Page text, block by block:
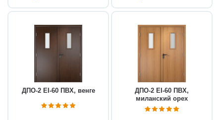
ДПО-2 EI-60 ПВХ, венге
ДПО-2 EI-60 ПВХ,
миланский орех